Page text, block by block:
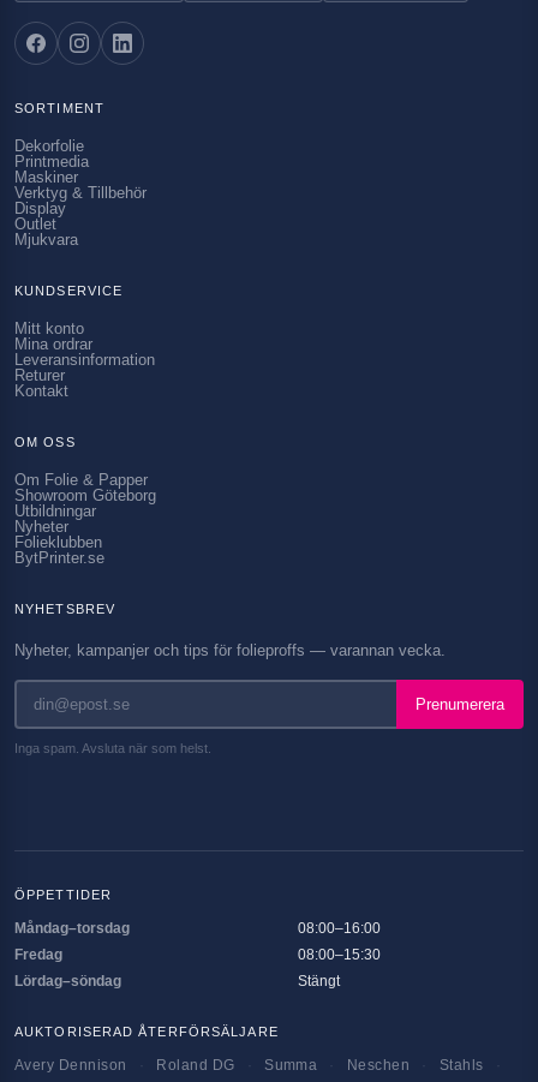
SORTIMENT
Dekorfolie
Printmedia
Maskiner
Verktyg & Tillbehör
Display
Outlet
Mjukvara
KUNDSERVICE
Mitt konto
Mina ordrar
Leveransinformation
Returer
Kontakt
OM OSS
Om Folie & Papper
Showroom Göteborg
Utbildningar
Nyheter
Folieklubben
BytPrinter.se
NYHETSBREV
Nyheter, kampanjer och tips för folieproffs — varannan vecka.
Prenumerera
Inga spam. Avsluta när som helst.
ÖPPETTIDER
Måndag–torsdag
08:00–16:00
Fredag
08:00–15:30
Lördag–söndag
Stängt
AUKTORISERAD ÅTERFÖRSÄLJARE
Avery Dennison Roland DG Summa Neschen Stahls